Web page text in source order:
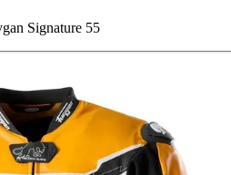
Signature 55